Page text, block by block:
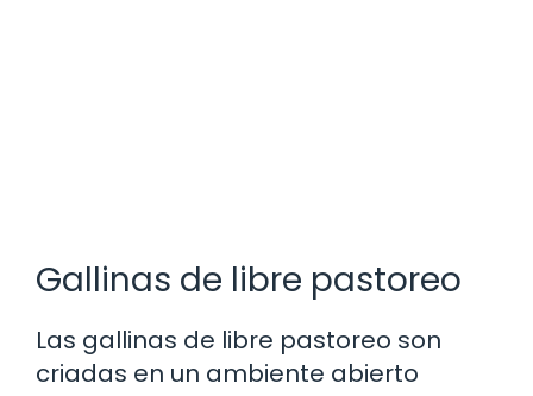
Gallinas de libre pastoreo
Las gallinas de libre pastoreo son
criadas en un ambiente abierto